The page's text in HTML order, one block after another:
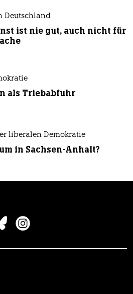
Deutschland
ist nie gut, auch nicht für
als Triebabfuhr
liberalen Demokratie
in Sachsen-Anhalt?